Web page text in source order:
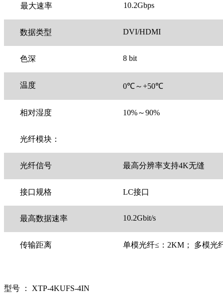
最大速率 10.2Gbps
数据类型 DVI/HDMI
色深 8 bit
温度 0℃～+50℃
相对湿度 10%～90%
光纤模块：
光纤信号 最高分辨率支持4K无缝
接口规格 LC接口
最高数据速率 10.2Gbit/s
传输距离 单模光纤≤：2KM； 多模光
型号 ： XTP-4KUFS-4IN